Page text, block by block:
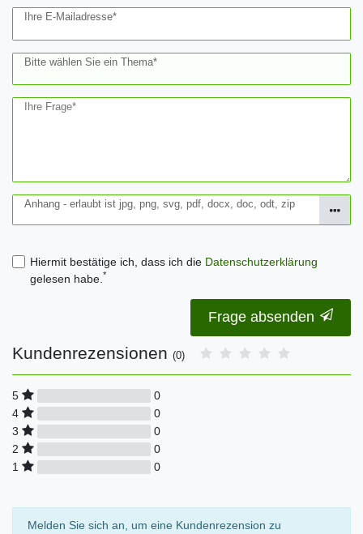
Ihre E-Mailadresse*
Bitte wählen Sie ein Thema*
Ihre Frage*
Anhang - erlaubt ist jpg, png, svg, pdf, docx, doc, odt, zip
Hiermit bestätige ich, dass ich die Daten­schutz­erklärung
gelesen habe. *
Frage absenden
Kundenrezensionen (0)
5
0
4
0
3
0
2
0
1
0
Melden Sie sich an, um eine Kundenrezension zu